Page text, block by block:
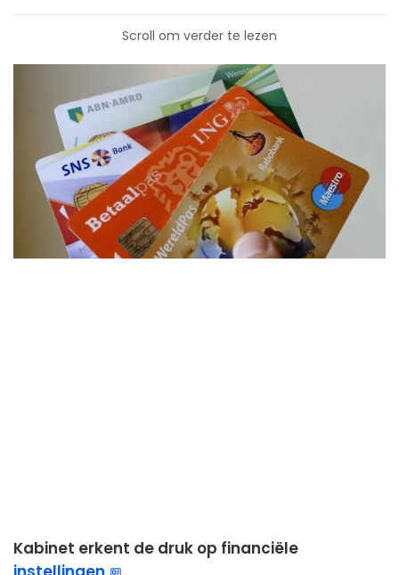
Scroll om verder te lezen
Kabinet erkent de druk op financiële